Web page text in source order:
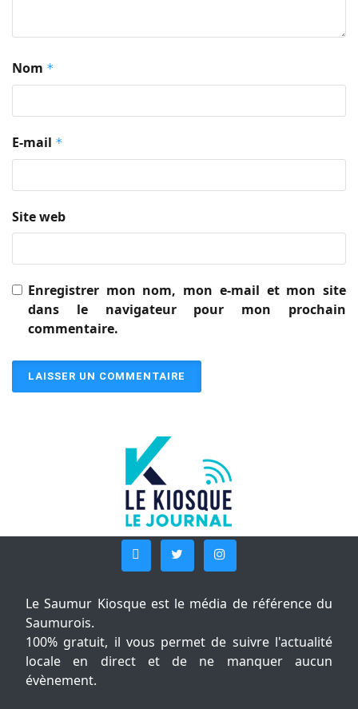
Nom *
E-mail *
Site web
Enregistrer mon nom, mon e-mail et mon site
dans le navigateur pour mon prochain
commentaire.
Le Saumur Kiosque est le média de référence du
Saumurois.
100% gratuit, il vous permet de suivre l'actualité
locale en direct et de ne manquer aucun
évènement.